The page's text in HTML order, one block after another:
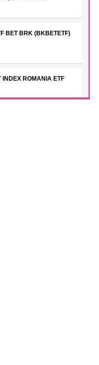
BET BRK (BKBETETF)
INDEX ROMANIA ETF